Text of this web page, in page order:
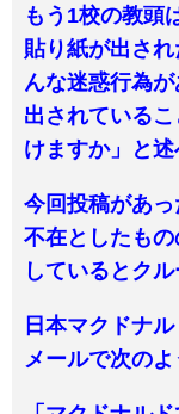
もう1校の教頭
貼り紙が出さ
んな迷惑行為
出されている
けますか」と述
今回投稿があ
不在としたも
しているとク
日本マクドナ
メールで次のよ